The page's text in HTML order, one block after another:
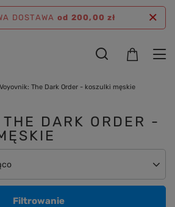
DOSTAWA od 200,00 zł
Voyovnik: The Dark Order - koszulki męskie
DARK ORDER -
Filtrowanie